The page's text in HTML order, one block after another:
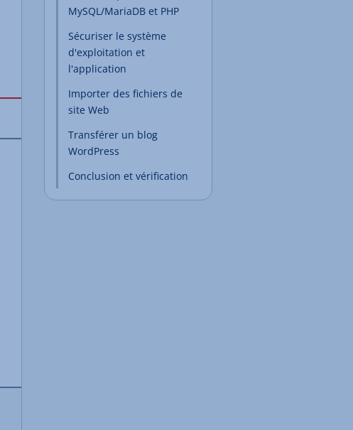
MySQL/MariaDB et PHP
Sécuriser le système
d'exploitation et
l'application
Importer des fichiers de
site Web
Transférer un blog
WordPress
Conclusion et vérification